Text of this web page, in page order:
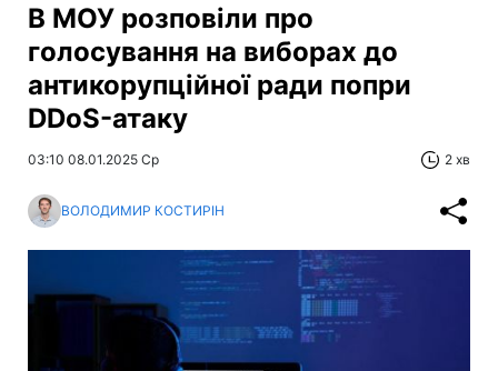
В МОУ розповіли про
голосування на виборах до
антикорупційної ради попри
DDoS-атаку
03:10 08.01.2025 Ср 2 хв
ВОЛОДИМИР КОСТИРІН